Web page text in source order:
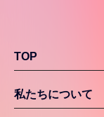
TOP
私たちについて